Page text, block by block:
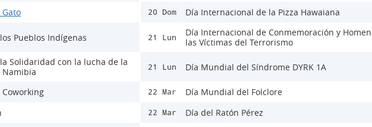
Pueblos Indígenas
Solidaridad con la lucha de la
Namibia
20 Dom Día Internacional de la Pizza Hawaiana
21 Lun
Día Internacional de Conmemoración y
las Víctimas del Terrorismo
21 Lun Día Mundial del Síndrome DYRK 1A
22 Mar Día Mundial del Folclore
22 Mar Día del Ratón Pérez